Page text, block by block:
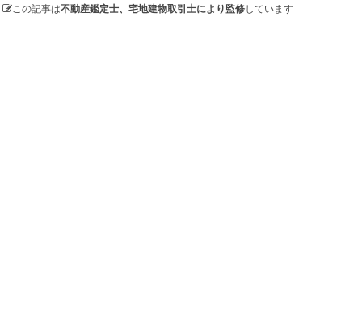
この記事は不動産鑑定士、宅地建物取引士により監修しています